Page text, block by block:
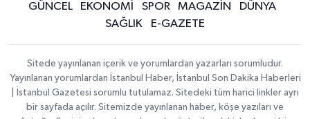
GÜNCEL EKONOMİ SPOR MAGAZİN
DÜNYA
SAĞLIK
E-GAZETE
Sitede yayınlanan içerik ve yorumlardan yazarları sorumludur.
Yayınlanan yorumlardan İstanbul Haber, İstanbul Son Dakika Haberleri
| İstanbul Gazetesi sorumlu tutulamaz. Sitedeki tüm harici linkler ayrı
bir sayfada açılır. Sitemizde yayınlanan haber, köşe yazıları ve